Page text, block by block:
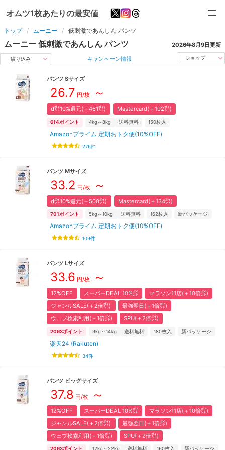
オムツ1枚あたりの最安値
トップ ムーニー 低刺激であんしん パンツ
ムーニー 低刺激であんしん パンツ 2026年8月9日更新
絞り込み キャンペーン情報 ショップ
パンツ Sサイズ
26.7 円/枚～
d㌽10%還元(＋461㌽) Mastercard(＋102㌽)
614ポイント 4kg～8kg 送料無料 150枚入
Amazonプライム 定期おトク便(10%OFF)
276件
パンツ Mサイズ
33.2 円/枚～
d㌽10%還元(＋500㌽) Mastercard(＋134㌽)
701ポイント 5kg～10kg 送料無料 162枚入 新パッケージ
Amazonプライム 定期おトク便(10%OFF)
109件
パンツ Lサイズ
33.6 円/枚～
12%OFF スーパーDEAL 10%㌽
マラソン11店(＋10倍㌽)
ジャンルSALE(＋2倍㌽)
最強翌日(＋1倍㌽)
ウェブ検索利用(＋1倍㌽)
SPU(＋2倍㌽)
2063ポイント 9kg～14kg 送料無料 180枚入 新パッケージ
楽天24 (Rakuten)
34件
パンツ ビッグサイズ
37.8 円/枚～
12%OFF スーパーDEAL 10%㌽
マラソン11店(＋10倍㌽)
ジャンルSALE(＋2倍㌽)
最強翌日(＋1倍㌽)
ウェブ検索利用(＋1倍㌽)
SPU(＋2倍㌽)